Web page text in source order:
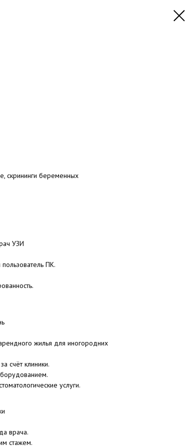
скрининги беременных
УЗИ
ПК.
жилья для иногородних
счёт клиники.
услуги.
врача.
стажем.